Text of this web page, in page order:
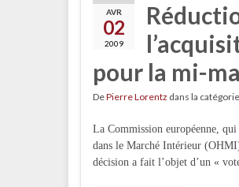
AVR
02
2009
pour la mi-
DePierre Lorentz dans la catégorie
La Commission européenne,
dans le Marché Intérieur
décision a fait l’objet d’un «